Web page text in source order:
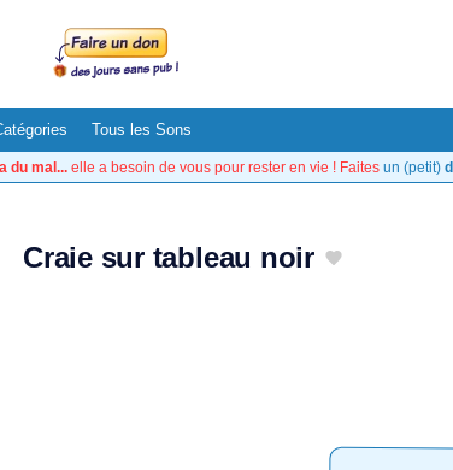
Tous les Sons
du mal... elle a besoin de vous pour rester en vie ! Faites un (petit)
Craie sur tableau noir